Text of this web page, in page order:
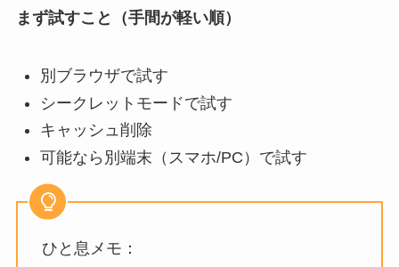
まず試すこと（手間が軽い順）
別ブラウザで試す
シークレットモードで試す
キャッシュ削除
可能なら別端末（スマホ/PC）で試す
ひと息メモ：